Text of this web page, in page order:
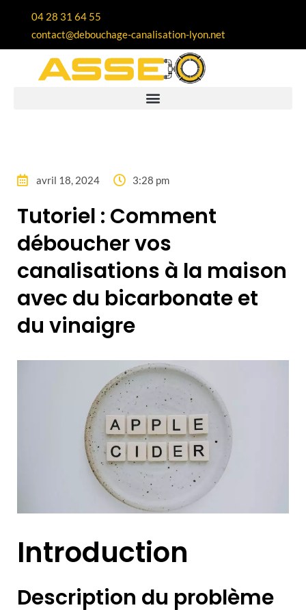
04 28 31 64 55
contact@debouchage-canalisation-lyon.net
avril 18, 2024 3:28 pm
Tutoriel : Comment
déboucher vos
canalisations à la maison
avec du bicarbonate et
du vinaigre
Introduction
Description du problème